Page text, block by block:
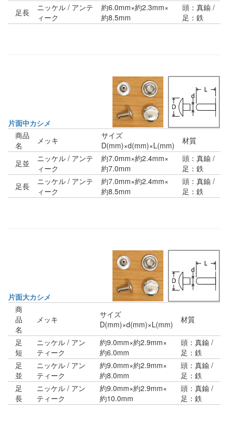
足長
ニッケル / アンテ
ィーク
約6.0mm×約2.3mm×
約8.5mm
頭：真鍮 /
足：鉄
片面中カシメ
商品
名
メッキ
サイズ
D(mm)×d(mm)×L(mm)
材質
足並
ニッケル / アンテ
ィーク
約7.0mm×約2.4mm×
約7.0mm
頭：真鍮 /
足：鉄
足長
ニッケル / アンテ
ィーク
約7.0mm×約2.4mm×
約8.5mm
頭：真鍮 /
足：鉄
片面大カシメ
商
品
名
メッキ
サイズ
D(mm)×d(mm)×L(mm)
材質
足
短
ニッケル / アン
ティーク
約9.0mm×約2.9mm×
約6.0mm
頭：真鍮 /
足：鉄
足
並
ニッケル / アン
ティーク
約9.0mm×約2.9mm×
約8.0mm
頭：真鍮 /
足：鉄
足
長
ニッケル / アン
ティーク
約9.0mm×約2.9mm×
約10.0mm
頭：真鍮 /
足：鉄